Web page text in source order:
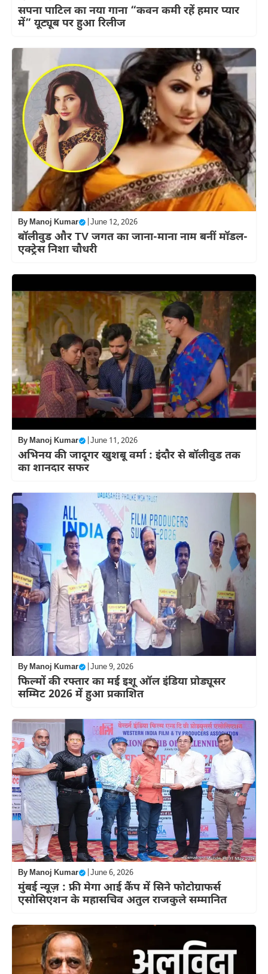
सपना पाटिल का नया गाना “कवन कमी रहें हमार प्यार
में” यूट्यूब पर हुआ रिलीज
ByManoj Kumar June 12, 2026
बॉलीवुड और TV जगत का जाना-माना नाम बनीं मॉडल-
एक्ट्रेस निशा चौधरी
ByManoj Kumar June 11, 2026
अभिनय की जादूगर खुशबू वर्मा : इंदौर से बॉलीवुड तक
का शानदार सफर
ByManoj Kumar June 9, 2026
फिल्मों की रफ्तार का मई इशू ऑल इंडिया प्रोड्यूसर
सम्मिट 2026 में हुआ प्रकाशित
ByManoj Kumar June 6, 2026
मुंबई न्यूज़ : फ्री मेगा आई कैंप में सिने फोटोग्राफर्स
एसोसिएशन के महासचिव अतुल राजकुले सम्मानित